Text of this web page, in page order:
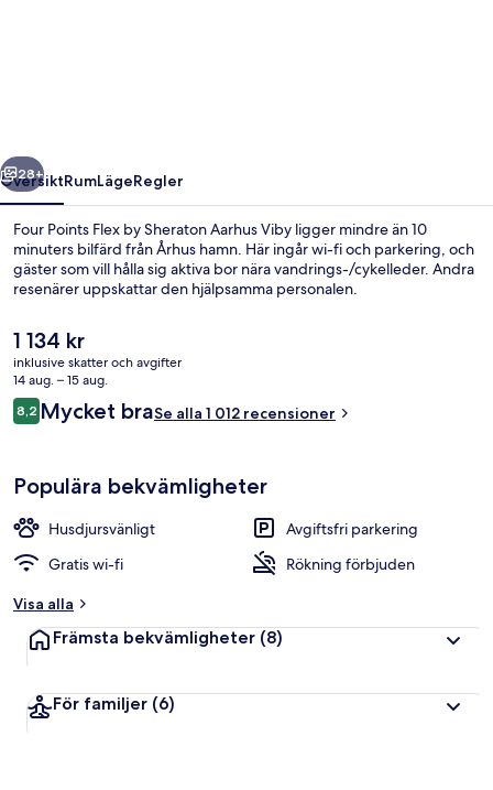
Viby
Frukostbuffé varje dag mot avgift
Nästa
28+
ÖversiktRumLägeRegler
Four Points Flex by Sheraton Aarhus Viby ligger mindre än 10
minuters bilfärd från Århus hamn. Här ingår wi-fi och parkering, och
gäster som vill hålla sig aktiva bor nära vandrings-/cykelleder. Andra
resenärer uppskattar den hjälpsamma personalen.
Det
nuvarande
priset
är
1 134 kr
1 134 kr
inklusive skatter och avgifter
14 aug. – 15 aug.
Recensioner
8,28,2 av 10,
Mycket braSe alla 1 012 recensioner
Populära bekvämligheter
Husdjursvänligt
Avgiftsfri parkering
Gratis wi-fi
Rökning förbjuden
Visa alla
Främsta bekvämligheter (8)
För familjer (6)